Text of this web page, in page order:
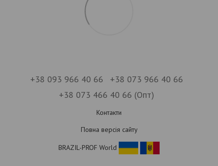
+38 093 966 40 66
+38 073 966 40 66
+38 073 466 40 66 (Опт)
Контакти
Повна версія сайту
BRAZIL-PROF World